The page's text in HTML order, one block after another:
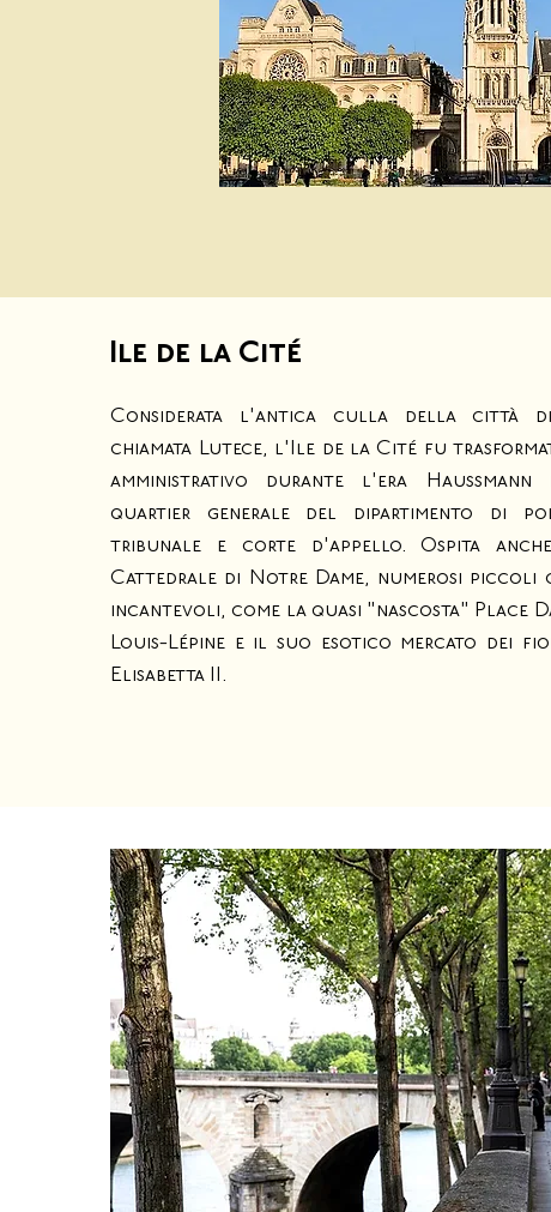
Ile de la Cité
Considerata l'antica culla della città di
chiamata Lutece, l'Ile de la Cité fu
amministrativo durante l'era
quartier generale del dipartimento di
tribunale e corte d'appello. Ospita
Cattedrale di Notre Dame, numerosi piccoli
incantevoli, come la quasi "nascosta" Place
Louis-Lépine e il suo esotico mercato dei
Elisabetta II.